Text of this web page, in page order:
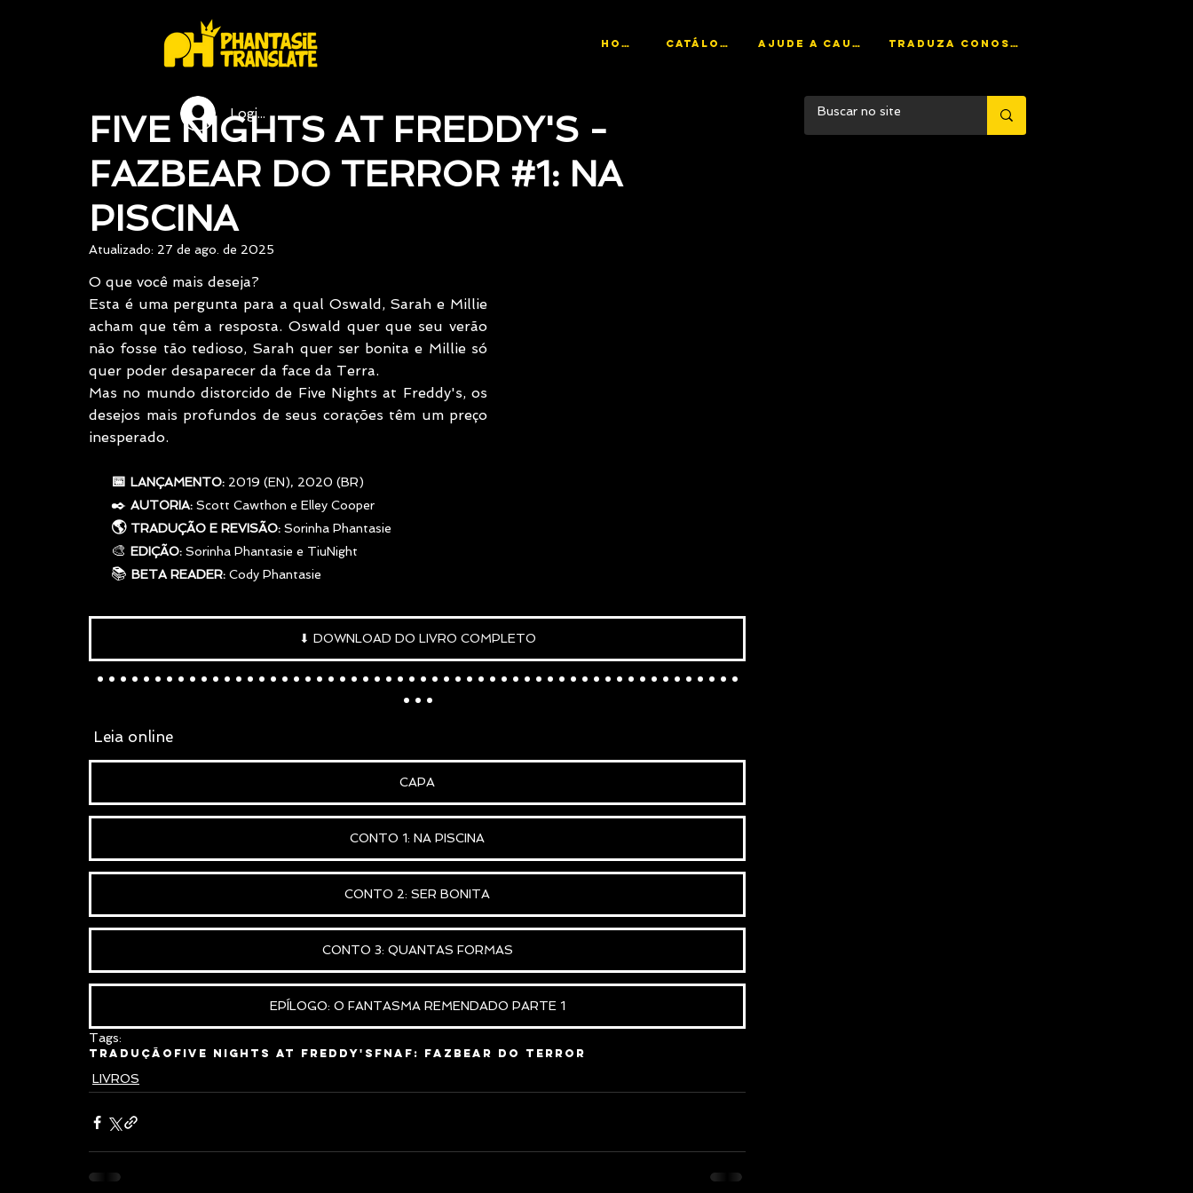
HOME CATÁLOGO AJUDE A CAUSA TRADUZA CONOSCO
FIVE NIGHTS AT FREDDY'S -
FAZBEAR DO TERROR #1: NA
PISCINA
Atualizado: 27 de ago. de 2025
O que você mais deseja?
Esta é uma pergunta para a qual Oswald, Sarah e Millie
acham que têm a resposta. Oswald quer que seu verão
não fosse tão tedioso, Sarah quer ser bonita e Millie só
quer poder desaparecer da face da Terra.
Mas no mundo distorcido de Five Nights at Freddy's, os
desejos mais profundos de seus corações têm um preço
inesperado.
     📅
LANÇAMENTO: 2019 (EN), 2020 (BR)
✒️ AUTORIA: Scott Cawthon e Elley Cooper
     🌎
TRADUÇÃO E REVISÃO: Sorinha Phantasie
     🎨
EDIÇÃO: Sorinha Phantasie e TiuNight
     📚
BETA READER: Cody Phantasie
⬇ DOWNLOAD DO LIVRO COMPLETO
........................................................
...
Leia online
CAPA
CONTO 1: NA PISCINA
CONTO 2: SER BONITA
CONTO 3: QUANTAS FORMAS
EPÍLOGO: O FANTASMA REMENDADO PARTE 1
Tags:
Tradução Five Nights at Freddy's FNAF: Fazbear do Terror
LIVROS
Login / Registre-se